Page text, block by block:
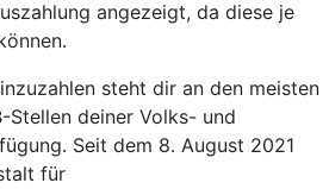
angezeigt, da diese je
steht dir an den meisten
Stellen deiner Volks- und
Seit dem 8. August 2021
für